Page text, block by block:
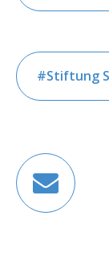
Stiftung